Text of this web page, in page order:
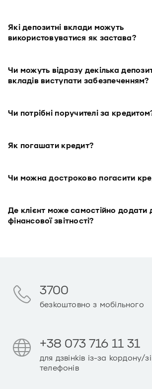
Які депозитні вклади можуть
використовуватися як застава?
Чи можуть відразу декілька
вкладів виступати забезпеченням?
Чи потрібні поручителі за
Як погашати кредит?
Чи можна достроково погасити
Де клієнт може самостійно додати
фінансової звітності?
3700
безкоштовно з мобільного
+38 073 716 11 31
для дзвінків із-за кордону/
телефонів